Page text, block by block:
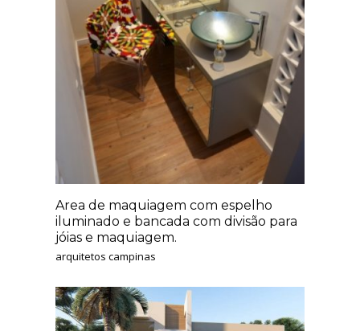
Area de maquiagem com espelho
iluminado e bancada com divisão para
jóias e maquiagem.
arquitetos campinas